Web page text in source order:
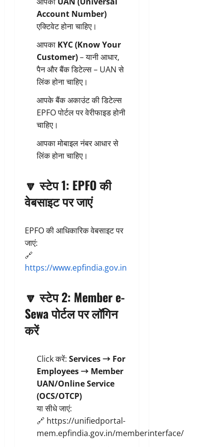
Account Number)
एक्टिवेट होना चाहिए।
आपका KYC (Know Your
Customer)– यानी आधार,
पैन और बैंक डिटेल्स – UAN से
लिंक होना चाहिए।
आपके बैंक अकाउंट की डिटेल्स
EPFO पोर्टल पर वेरीफाइड होनी
चाहिए।
आपका मोबाइल नंबर आधार से
लिंक होना चाहिए।
🔽स्टेप 1: EPFO की
वेबसाइट पर जाएं
EPFO की आधिकारिक वेबसाइट पर
जाएं:
🔗
https://www.epfindia.gov.in
🔽स्टेप 2: Member e-
Sewa पोर्टल पर लॉगिन
करें
Click करें: Services → For
Employees → Member
UAN/Online Service
(OCS/OTCP)
या सीधे जाएं:
🔗 https://unifiedportal-
mem.epfindia.gov.in/memberinterface/